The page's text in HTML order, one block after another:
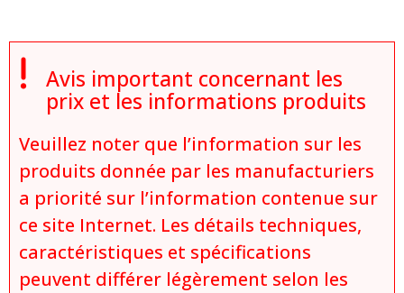
 Avis important concernant les
prix et les informations produits
Veuillez noter que l’information sur les
produits donnée par les manufacturiers
a priorité sur l’information contenue sur
ce site Internet. Les détails techniques,
caractéristiques et spécifications
peuvent différer légèrement selon les